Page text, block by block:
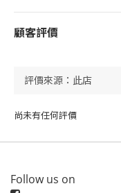
顧客評價
尚未有任何評價
Follow us on